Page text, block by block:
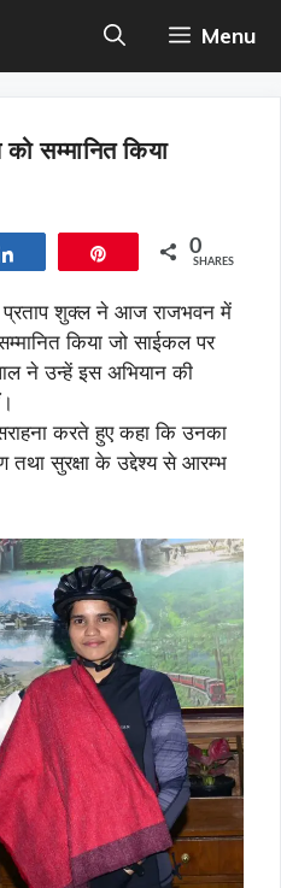
Menu
सम्मानित किया
0
SHARES
प्रताप शुक्ल ने आज राजभवन में
किया जो साईकल पर
ने उन्हें इस अभियान की
करते हुए कहा कि उनका
तथा सुरक्षा के उद्देश्य से आरम्भ